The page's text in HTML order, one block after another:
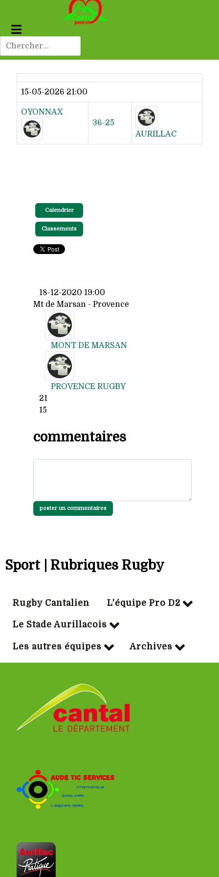
Dernier résultat
15-05-2026 21:00
OYONNAX
36-25
AURILLAC
Calendrier
Classements
18-12-2020 19:00
Mt de Marsan - Provence
MONT DE MARSAN
PROVENCE RUGBY
21
15
commentaires
poster un commentaires
Sport | Rubriques Rugby
Rugby Cantalien L'équipe Pro D2
Le Stade Aurillacois
Les autres équipes Archives